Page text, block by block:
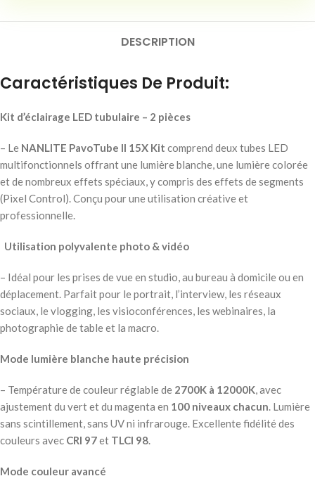
DESCRIPTION
Caractéristiques De Produit:
Kit d’éclairage LED tubulaire – 2 pièces
– Le NANLITE PavoTube II 15X Kit comprend deux tubes LED
multifonctionnels offrant une lumière blanche, une lumière colorée
et de nombreux effets spéciaux, y compris des effets de segments
(Pixel Control). Conçu pour une utilisation créative et
professionnelle.
Utilisation polyvalente photo & vidéo
– Idéal pour les prises de vue en studio, au bureau à domicile ou en
déplacement. Parfait pour le portrait, l’interview, les réseaux
sociaux, le vlogging, les visioconférences, les webinaires, la
photographie de table et la macro.
Mode lumière blanche haute précision
– Température de couleur réglable de 2700K à 12000K, avec
ajustement du vert et du magenta en 100 niveaux chacun. Lumière
sans scintillement, sans UV ni infrarouge. Excellente fidélité des
couleurs avec CRI 97et TLCI 98.
Mode couleur avancé